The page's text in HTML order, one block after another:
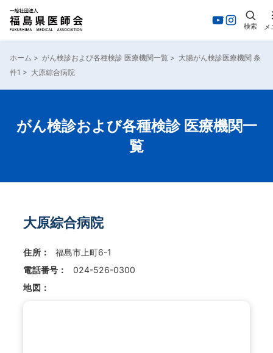
検索 メ
ホーム > がん検診および各種検診 医療機関一覧 > 大腸がん検診医療機関 条
件1 > 大原綜合病院
がん検診および各種検診 医療機関一
覧
大原綜合病院
住所：
福島市上町6-1
電話番号：
024-526-0300
地図：